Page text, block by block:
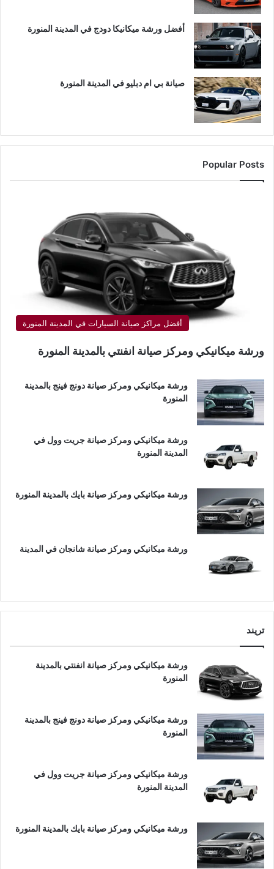
أفضل ورشة ميكانيكا دودج في المدينة المنورة
صيانة بي ام دبليو في المدينة المنورة
Popular Posts
أفضل مراكز صيانة السيارات في المدينة المنورة
ورشة ميكانيكي ومركز صيانة انفنتي بالمدينة المنورة
ورشة ميكانيكي ومركز صيانة دونج فينج بالمدينة
المنورة
ورشة ميكانيكي ومركز صيانة جريت وول في
المدينة المنورة
ورشة ميكانيكي ومركز صيانة بايك بالمدينة المنورة
ورشة ميكانيكي ومركز صيانة شانجان في المدينة
تريند
ورشة ميكانيكي ومركز صيانة انفنتي بالمدينة
المنورة
ورشة ميكانيكي ومركز صيانة دونج فينج بالمدينة
المنورة
ورشة ميكانيكي ومركز صيانة جريت وول في
المدينة المنورة
ورشة ميكانيكي ومركز صيانة بايك بالمدينة المنورة